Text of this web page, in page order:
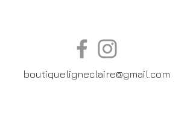
boutiqueligneclaire@gmail.com